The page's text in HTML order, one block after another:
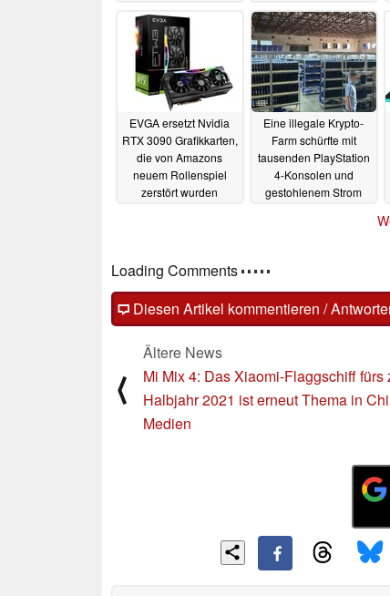
EVGA ersetzt Nvidia
RTX 3090 Grafikkarten,
die von Amazons
neuem Rollenspiel
zerstört wurden
Eine illegale Krypto-
Farm schürfte mit
tausenden PlayStation
4-Konsolen und
gestohlenem Strom
Loading Comments
Diesen Artikel kommentieren /
⟨
Ältere News
Mi Mix 4: Das Xiaomi-Flaggschiff fürs
Halbjahr 2021 ist erneut Thema in
Medien